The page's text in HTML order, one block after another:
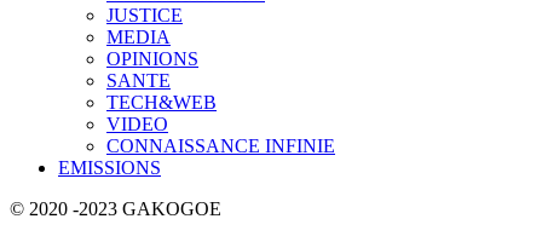
JUSTICE
MEDIA
OPINIONS
SANTE
TECH&WEB
VIDEO
CONNAISSANCE INFINIE
EMISSIONS
© 2020 -2023 GAKOGOE